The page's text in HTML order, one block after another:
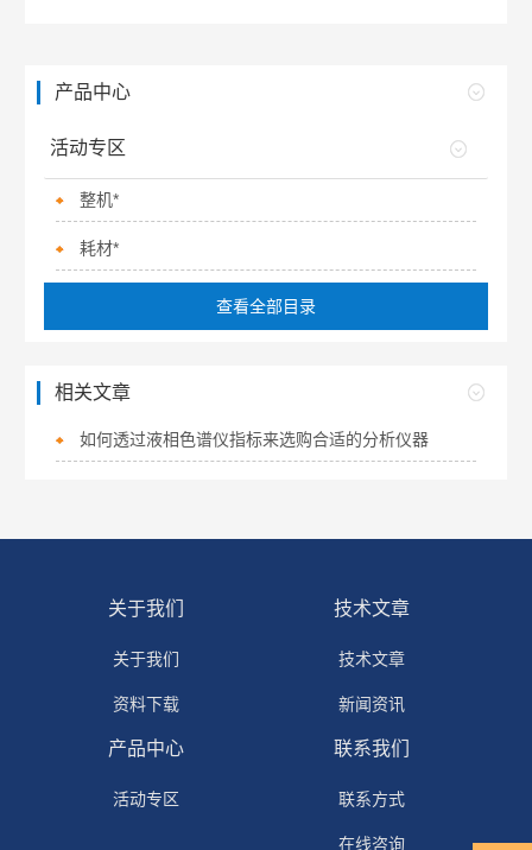
产品中心
活动专区
整机*
耗材*
查看全部目录
相关文章
如何透过液相色谱仪指标来选购合适的分析仪器
关于我们
关于我们
资料下载
技术文章
技术文章
新闻资讯
产品中心
活动专区
联系我们
联系方式
在线咨询